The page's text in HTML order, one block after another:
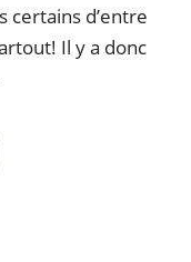
certains d’entre
Il y a donc